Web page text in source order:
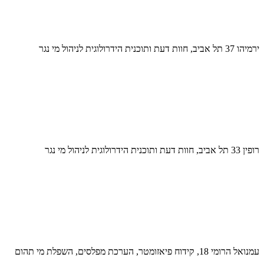
ירמיהו 37 תל אביב, חוות דעת ותוכנית הידרולוגית לניהול מי נגר
רופין 33 תל אביב, חוות דעת ותוכנית הידרולוגית לניהול מי נגר
עמנואל הרומי 18, קידוח פיאזומטר, הערכת מפלסים, השפלת מי תהום